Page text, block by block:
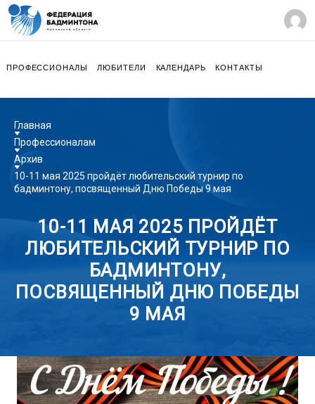
ПРОФЕССИОНАЛЫ ЛЮБИТЕЛИ КАЛЕНДАРЬ КОНТАКТЫ
Главная
Профессионалам
Архив
10-11 мая 2025 пройдёт любительский турнир по
бадминтону, посвященный Дню Победы 9 мая
10-11 МАЯ 2025 ПРОЙДЁТ
ЛЮБИТЕЛЬСКИЙ ТУРНИР ПО
БАДМИНТОНУ,
ПОСВЯЩЕННЫЙ ДНЮ ПОБЕДЫ
9 МАЯ